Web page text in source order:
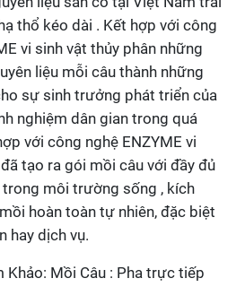
thổ kéo dài . Kết hợp với công
vi sinh vật thủy phân những
liệu mỗi câu thành những
sự sinh trưởng phát triển của
nghiệm dân gian trong quá
với công nghệ ENZYME vi
tạo ra gói mồi câu với đầy đủ
môi trường sống , kích
hoàn toàn tự nhiên, đặc biệt
hay dịch vụ.
Khảo: Mồi Câu : Pha trực tiếp